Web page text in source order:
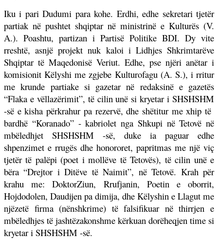
Iku i pari Dudumi para kohe. Erdhi, edhe sekretari tjetër
partiak në pushtet shqiptar në ministrinë e Kulturës (V.
A.). Poashtu, partizan i Partisë Politike BDI. Dy vite
rreshtë, asnjë projekt nuk kaloi i Lidhjes Shkrimtarëve
Shqiptar të Maqedonisë Veriut. Edhe, pse njëri anëtar i
komisionit Këlyshi me zgjebe Kulturofagu (A. S.), i rritur
me krunde partiake si gazetar në redaksinë e gazetës
“Flaka e vëllazërimit”, të cilin unë si kryetar i SHSHSHM
-së e kisha përkrahur pa rezervë, dhe shëtitur me xhip të
bardhë “Koranado” - kabriolet nga Shkupi në Tetovë në
mbëledhjet SHSHSHM -së, duke ia paguar edhe
shpenzimet e rrugës dhe honororet, papritmas me një viç
tjetër të palëpi (poet i mollëve të Tetovës), të cilin unë e
bëra “Drejtor i Ditëve të Naimit”, në Tetovë. Krah për
krahu me: DoktorZiun, Rrufjanin, Poetin e oborrit,
Hojdodolen, Daudijen pa dimija, dhe Këlyshin e Llagut me
njëzetë firma (nënshkrime) të falsifikuar në thirrjen e
mbëledhjes të jashtëzakonshme kërkuan dorëheqjen time si
kryetar i SHSHSHM -së.